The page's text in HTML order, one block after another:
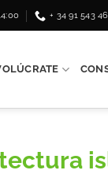
+ 34 91 543